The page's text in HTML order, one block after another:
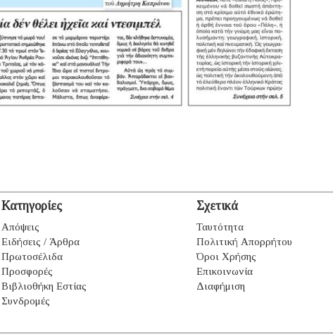
Κατηγορίες
Απόψεις
Ειδήσεις / Άρθρα
Πρωτοσέλιδα
Προσφορές
Βιβλιοθήκη Εστίας
Συνδρομές
Σχετικά
Ταυτότητα
Πολιτική Απορρήτου
Όροι Χρήσης
Επικοινωνία
Διαφήμιση